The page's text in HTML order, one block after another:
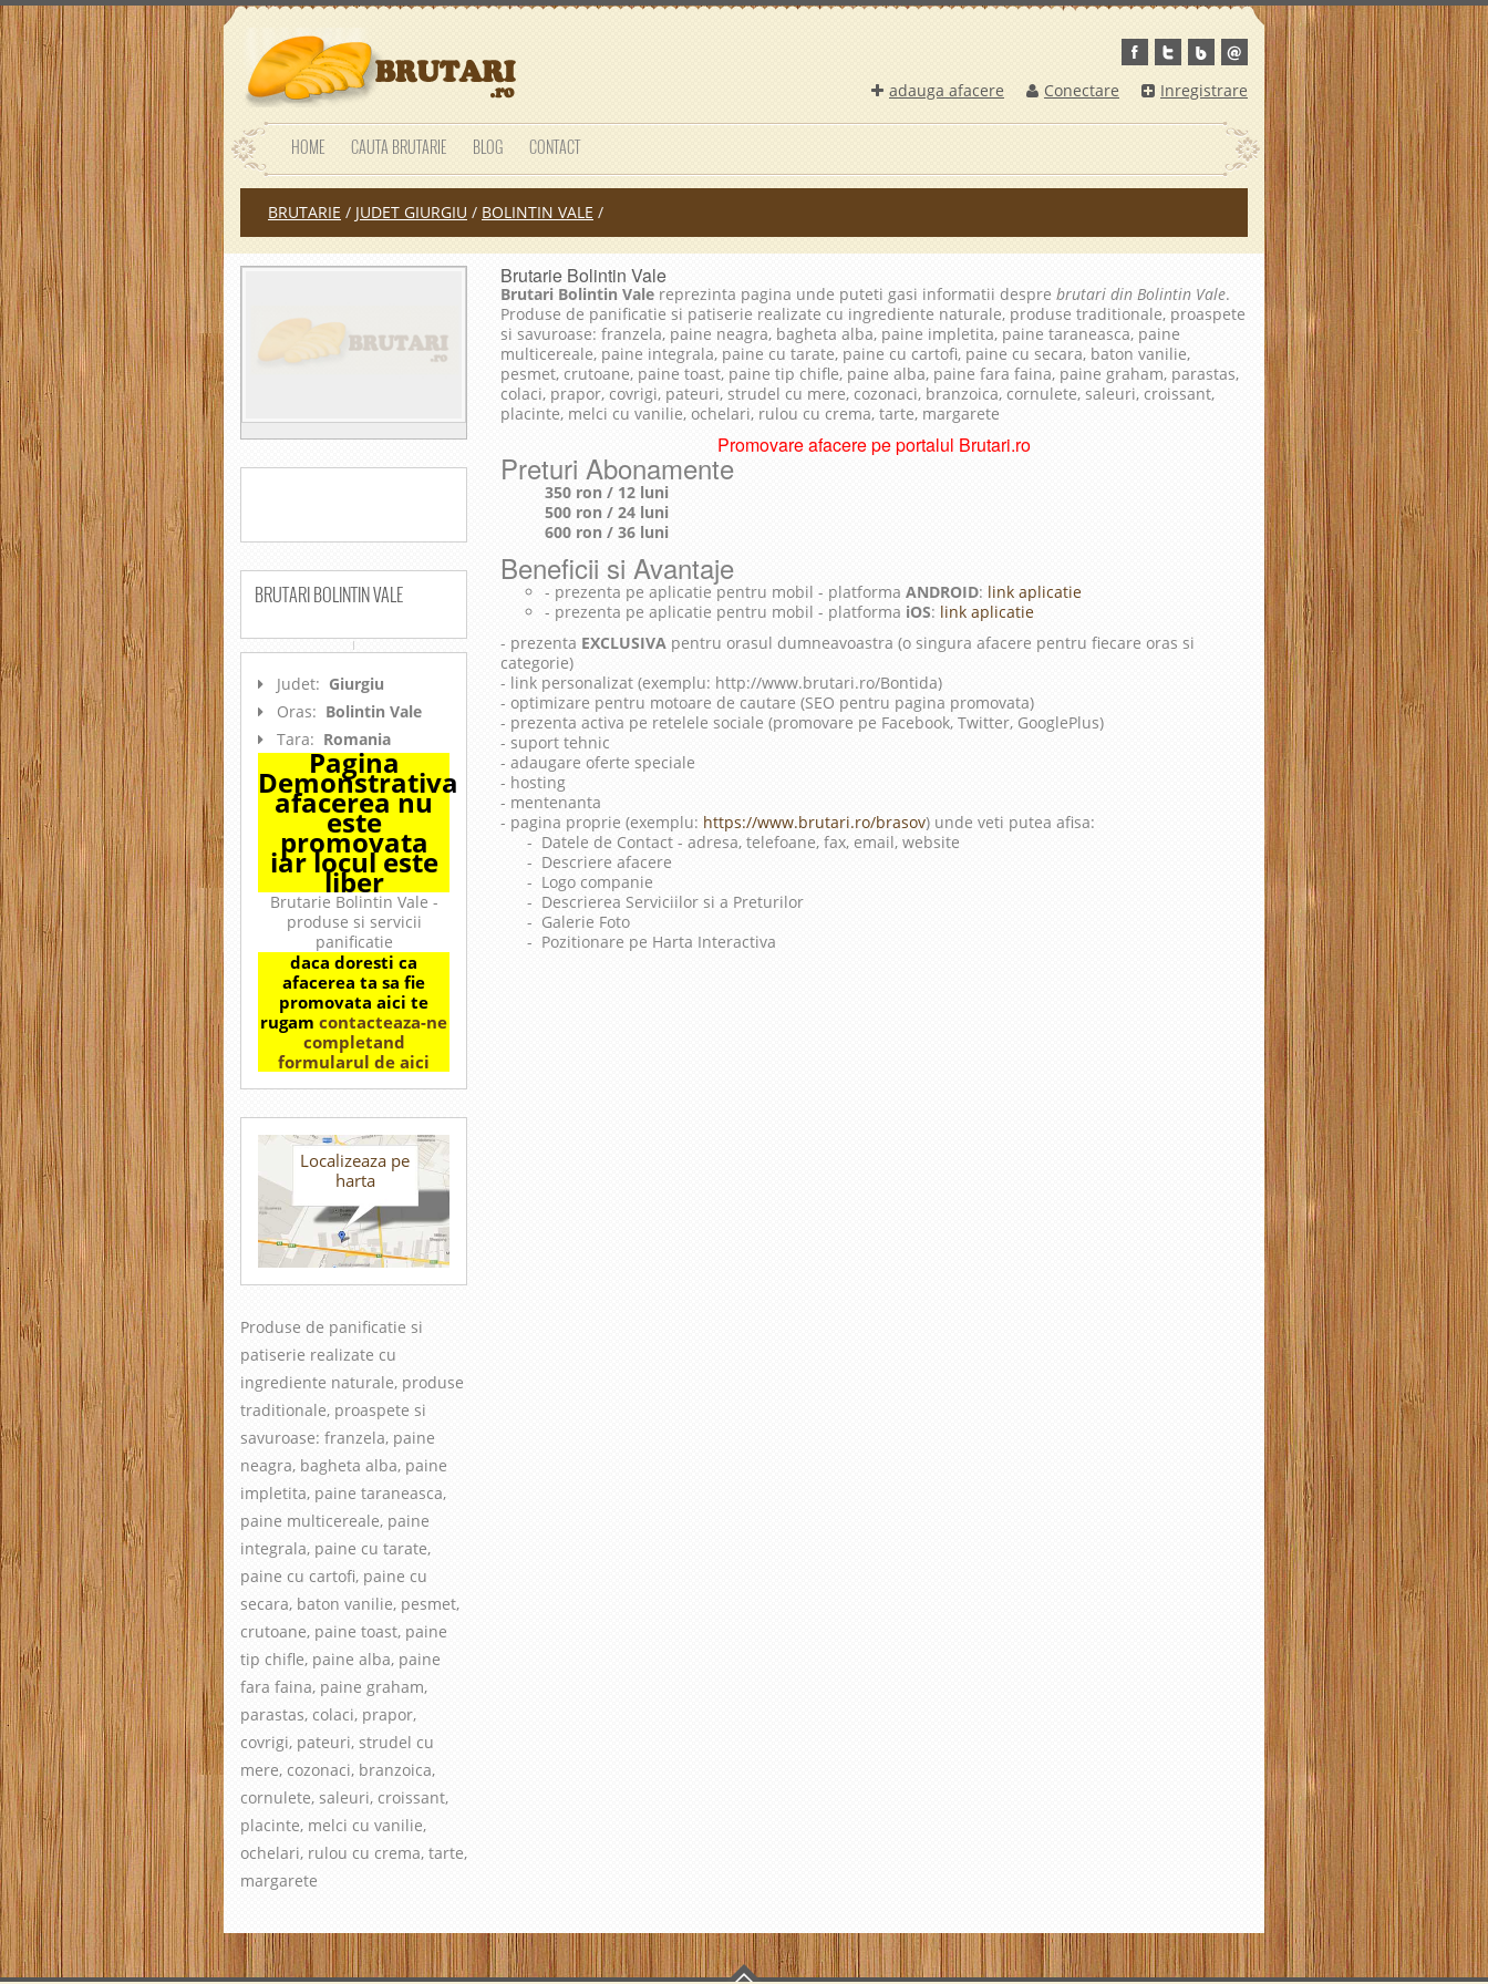
adauga afacere Conectare Inregistrare
HOME CAUTA BRUTARIE BLOG CONTACT
BRUTARIE / JUDET GIURGIU / BOLINTIN VALE /
BRUTARI BOLINTIN VALE
Judet: Giurgiu
Oras: Bolintin Vale
Tara: Romania
Pagina
Demonstrativa
afacerea nu
este
promovata
iar locul este
liber
Brutarie Bolintin Vale -
produse si servicii
panificatie
daca doresti ca
afacerea ta sa fie
promovata aici te
rugam contacteaza-ne
completand
formularul de aici
Localizeaza pe
harta
Produse de panificatie si
patiserie realizate cu
ingrediente naturale, produse
traditionale, proaspete si
savuroase: franzela, paine
neagra, bagheta alba, paine
impletita, paine taraneasca,
paine multicereale, paine
integrala, paine cu tarate,
paine cu cartofi, paine cu
secara, baton vanilie, pesmet,
crutoane, paine toast, paine
tip chifle, paine alba, paine
fara faina, paine graham,
parastas, colaci, prapor,
covrigi, pateuri, strudel cu
mere, cozonaci, branzoica,
cornulete, saleuri, croissant,
placinte, melci cu vanilie,
ochelari, rulou cu crema, tarte,
margarete
Brutarie Bolintin Vale
Brutari Bolintin Vale reprezinta pagina unde puteti gasi informatii despre brutari din Bolintin Vale.
Produse de panificatie si patiserie realizate cu ingrediente naturale, produse traditionale, proaspete
si savuroase: franzela, paine neagra, bagheta alba, paine impletita, paine taraneasca, paine
multicereale, paine integrala, paine cu tarate, paine cu cartofi, paine cu secara, baton vanilie,
pesmet, crutoane, paine toast, paine tip chifle, paine alba, paine fara faina, paine graham, parastas,
colaci, prapor, covrigi, pateuri, strudel cu mere, cozonaci, branzoica, cornulete, saleuri, croissant,
placinte, melci cu vanilie, ochelari, rulou cu crema, tarte, margarete
Promovare afacere pe portalul Brutari.ro
Preturi Abonamente
350 ron / 12 luni
500 ron / 24 luni
600 ron / 36 luni
Beneficii si Avantaje
- prezenta pe aplicatie pentru mobil - platforma ANDROID: link aplicatie
- prezenta pe aplicatie pentru mobil - platforma iOS: link aplicatie
- prezenta EXCLUSIVA pentru orasul dumneavoastra (o singura afacere pentru fiecare oras si
categorie)
- link personalizat (exemplu: http://www.brutari.ro/Bontida)
- optimizare pentru motoare de cautare (SEO pentru pagina promovata)
- prezenta activa pe retelele sociale (promovare pe Facebook, Twitter, GooglePlus)
- suport tehnic
- adaugare oferte speciale
- hosting
- mentenanta
- pagina proprie (exemplu: https://www.brutari.ro/brasov) unde veti putea afisa:
- Datele de Contact - adresa, telefoane, fax, email, website
- Descriere afacere
- Logo companie
- Descrierea Serviciilor si a Preturilor
- Galerie Foto
- Pozitionare pe Harta Interactiva